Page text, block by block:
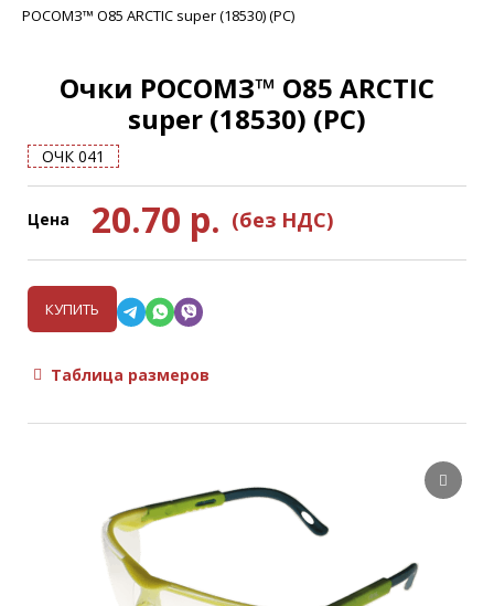
РОСОМЗ™ О85 ARCTIC super (18530) (РС)
Очки РОСОМЗ™ О85 ARCTIC
super (18530) (РС)
ОЧК 041
Цена 20.70 р. (без НДС)
КУПИТЬ
Таблица размеров